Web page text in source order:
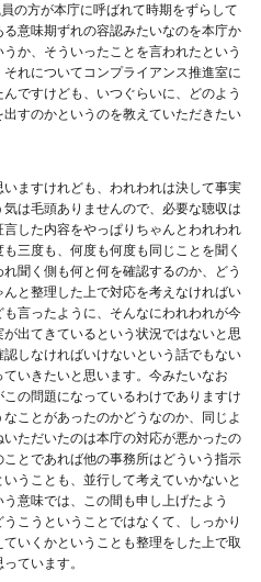
の方が本庁に呼ばれて時期をずらして
意味期ずれの容認みたいなのを本庁か
か、そういったことを言われたという
れについてコンプライアンス推進室に
ですけども、いつぐらいに、どのよう
すのかというのを教えていただきたい
ますけれども、われわれは決して事実
は毛頭ありませんので、必要な聴収は
した内容をやっぱりちゃんとわれわれ
三度も、何度も何度も同じことを聞く
聞く側も何と何を確認するのか、どう
と整理した上で対応を考えなければい
言ったように、そんなにわれわれが今
出てきているという状況ではないと思
しなければいけないという話でもない
いきたいと思います。今みたいなお
の問題になっているわけでありますけ
ことがあったのかどうなのか、同じよ
ただいたのは本庁の対応が悪かったの
とであれば他の事務所はどういう指示
うことも、並行して考えていかないと
意味では、この間も申し上げたよう
こうということではなくて、しっかり
いくかということも整理をした上で取
ています。